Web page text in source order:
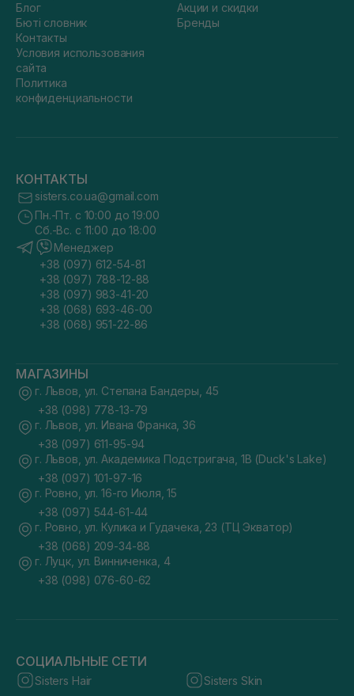
Блог
Бюті словник
Контакты
Условия использования
сайта
Политика
конфиденциальности
Акции и скидки
Бренды
КОНТАКТЫ
sisters.co.ua@gmail.com
Пн.-Пт. с 10:00 до 19:00
Сб.-Вс. с 11:00 до 18:00
Менеджер
+38 (097) 612-54-81
+38 (097) 788-12-88
+38 (097) 983-41-20
+38 (068) 693-46-00
+38 (068) 951-22-86
МАГАЗИНЫ
г. Львов, ул. Степана Бандеры, 45
+38 (098) 778-13-79
г. Львов, ул. Ивана Франка, 36
+38 (097) 611-95-94
г. Львов, ул. Академика Подстригача, 1В (Duck's Lake)
+38 (097) 101-97-16
г. Ровно, ул. 16-го Июля, 15
+38 (097) 544-61-44
г. Ровно, ул. Кулика и Гудачека, 23 (ТЦ Экватор)
+38 (068) 209-34-88
г. Луцк, ул. Винниченка, 4
+38 (098) 076-60-62
СОЦИАЛЬНЫЕ СЕТИ
Sisters Hair Sisters Skin